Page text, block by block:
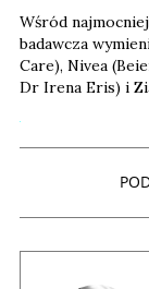
Wśród
badawcza
Care), Nivea
Dr Irena Eris) i